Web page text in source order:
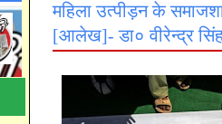
महिला उत्पीड़न के
[आलेख]- डा० वीरेन्द्र